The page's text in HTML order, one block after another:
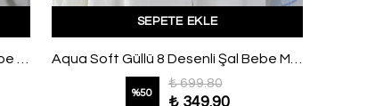
Halka Desenli Jakar Pamuk Şal Bebe Mavi
SEPETE EKLE
Aqua Soft Güllü 8 Desenli Şal Bebe Mavi
%50
₺ 699.80
₺ 349.90